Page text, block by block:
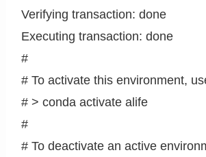
Verifying transaction: done
Executing transaction: done
#
# To activate this environment,
# > conda activate alife
#
# To deactivate an active